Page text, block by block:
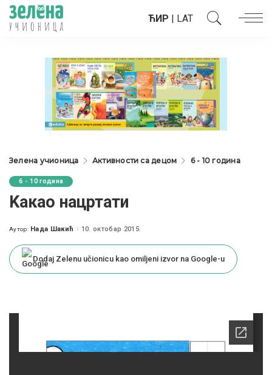
ЋИР | LAT
Зелена учионица Активности са децом 6 - 10 година
6 - 10 година
Kакао нацртати
Posted
Аутор: Нада Шакић 10. октобар 2015.
Dodaj Zelenu učionicu kao omiljeni izvor na Google-u